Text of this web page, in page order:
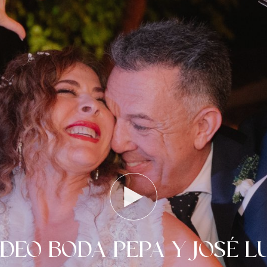
BODA PEPA Y JOSÉ